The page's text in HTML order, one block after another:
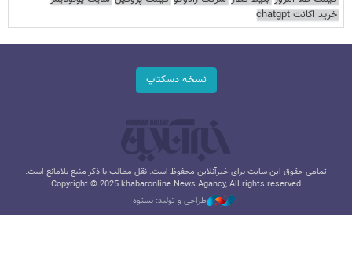
خرید اکانت chatgpt
نسخه دسکتاپ
تمامی حقوق این سایت برای خبرآنلاین محفوظ است. نقل مطالب با ذکر منبع بلامانع است.
Copyright © 2025 khabaronline News Agancy, All rights reserved
طراحی و تولید: نستوه